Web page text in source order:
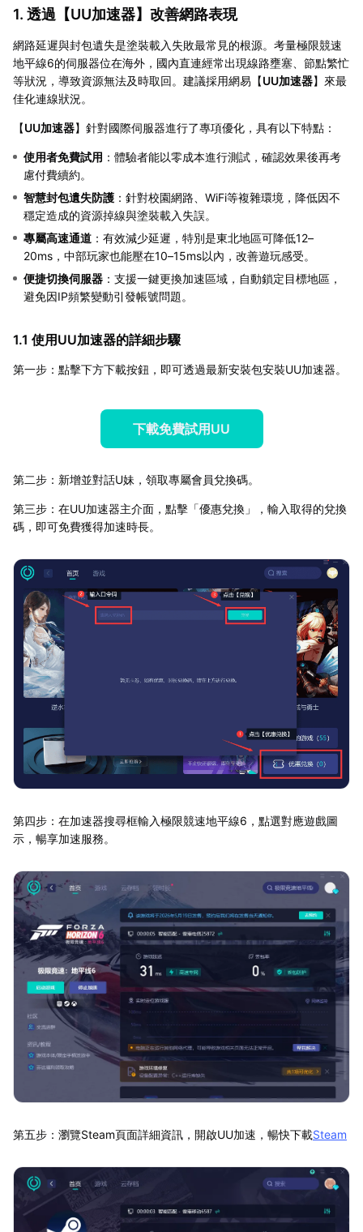
1. 透過【UU加速器】改善網路表現
網路延遲與封包遺失是塗裝載入失敗最常見的根源。考量極限競速
地平線6的伺服器位在海外，國內直連經常出現線路壅塞、節點繁忙
等狀況，導致資源無法及時取回。建議採用網易【UU加速器】來最
佳化連線狀況。
【UU加速器】針對國際伺服器進行了專項優化，具有以下特點：
使用者免費試用 ：體驗者能以零成本進行測試，確認效果後再考
慮付費續約。
智慧封包遺失防護 ：針對校園網路、WiFi等複雜環境，降低因不
穩定造成的資源掉線與塗裝載入失誤。
專屬高速通道 ：有效減少延遲，特別是東北地區可降低12–
20ms，中部玩家也能壓在10–15ms以內，改善遊玩感受。
便捷切換伺服器 ：支援一鍵更換加速區域，自動鎖定目標地區，
避免因IP頻繁變動引發帳號問題。
1.1 使用UU加速器的詳細步驟
第一步：點擊下方下載按鈕，即可透過最新安裝包安裝UU加速器。
下載免費試用UU
第二步：新增並對話U妹，領取專屬會員兌換碼。
第三步：在UU加速器主介面，點擊「優惠兌換」，輸入取得的兌換
碼，即可免費獲得加速時長。
第四步：在加速器搜尋框輸入極限競速地平線6，點選對應遊戲圖
示，暢享加速服務。
第五步：瀏覽Steam頁面詳細資訊，開啟UU加速，暢快下載Steam